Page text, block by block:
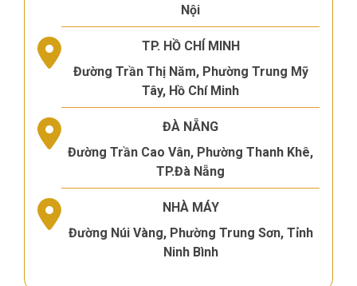
Nội
TP. HỒ CHÍ MINH
Đường Trần Thị Năm, Phường Trung Mỹ
Tây, Hồ Chí Minh
ĐÀ NẴNG
Đường Trần Cao Vân, Phường Thanh Khê,
TP.Đà Nẵng
NHÀ MÁY
Đường Núi Vàng, Phường Trung Sơn, Tỉnh
Ninh Bình